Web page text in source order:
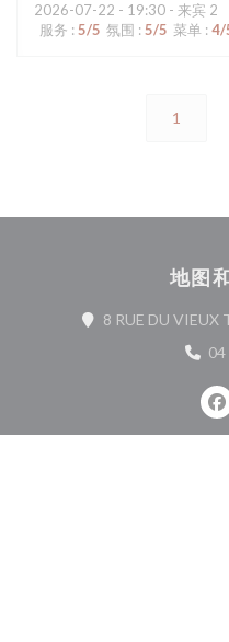
2026-07-22 - 19:30 - 来宾 2
服务 : 5/5 氛围 : 5/5 菜单 : 4/
1
地图
8 RUE DU VIEUX
04